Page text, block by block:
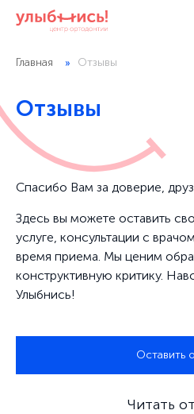
Главная Отзывы
Отзывы
Спасибо Вам за доверие,
Здесь вы можете оставить
услуге, консультации с
время приема. Мы ценим
конструктивную критику.
Улыбнись!
Оставить
Читать